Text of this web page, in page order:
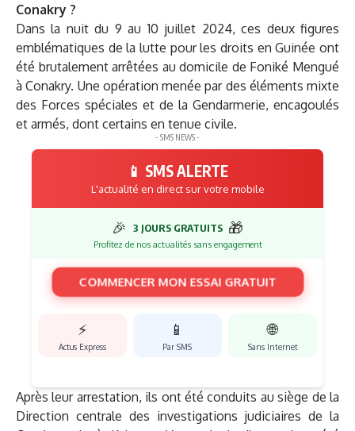
Conakry ?
Dans la nuit du 9 au 10 juillet 2024, ces deux figures
emblématiques de la lutte pour les droits en Guinée ont
été brutalement arrêtées au domicile de Foniké Mengué
à Conakry. Une opération menée par des éléments mixte
des Forces spéciales et de la Gendarmerie, encagoulés
et armés, dont certains en tenue civile.
- SMS NEWS -
📱 SMS ALERTE
L'actualité en direct sur votre mobile
🎉 3 JOURS GRATUITS 🎁
Profitez de nos actualités sans engagement
COMMENCER MON ESSAI GRATUIT
⚡
Actus Express
📱
Par SMS
🌐
Sans Internet
Après leur arrestation, ils ont été conduits au siège de la
Direction centrale des investigations judiciaires de la